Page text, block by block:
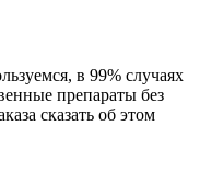
в 99% случаях
препараты без
сказать об этом
соглашение